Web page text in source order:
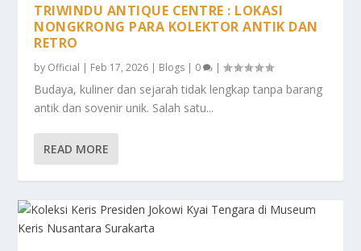
TRIWINDU ANTIQUE CENTRE : LOKASI
NONGKRONG PARA KOLEKTOR ANTIK DAN
RETRO
by Official | Feb 17, 2026 | Blogs | 0 |
Budaya, kuliner dan sejarah tidak lengkap tanpa barang
antik dan sovenir unik. Salah satu...
READ MORE